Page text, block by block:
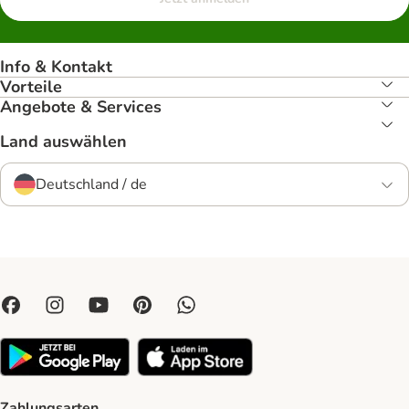
Info & Kontakt
Vorteile
Angebote & Services
Land auswählen
Deutschland / de